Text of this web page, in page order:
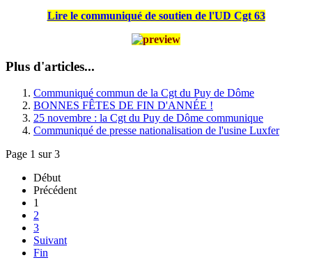
Lire le communiqué de soutien de l'UD Cgt 63
Plus d'articles...
Communiqué commun de la Cgt du Puy de Dôme
BONNES FÊTES DE FIN D'ANNÉE !
25 novembre : la Cgt du Puy de Dôme communique
Communiqué de presse nationalisation de l'usine Luxfer
Page 1 sur 3
Début
Précédent
1
2
3
Suivant
Fin